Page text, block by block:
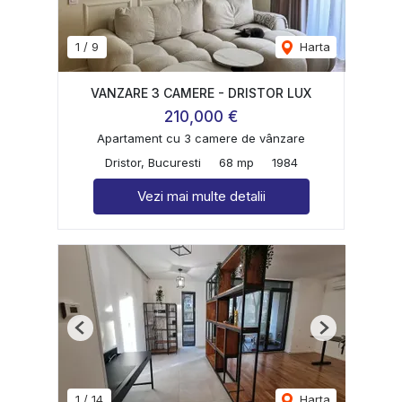
1 / 9 Harta
VANZARE 3 CAMERE - DRISTOR LUX
210,000 €
Apartament cu 3 camere de vânzare
Dristor, Bucuresti
68 mp 1984
Vezi mai multe detalii
Previous Next